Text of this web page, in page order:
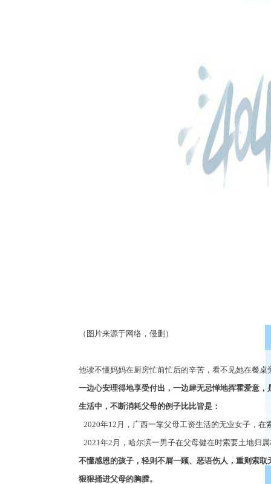
（图片来源于网络，侵删）
他读不懂妈妈在厨房忙前忙后的辛苦，看不见她在餐
一边心安理得地享受付出，一边肆无忌惮地挥霍爱意，
生活中，不断消耗父母的例子比比皆是：
2020年12 月，广西一靠父母工资生活的无业女子，
2021年2 月，哈尔滨一男子在父母健在时索要土地归
不懂感恩的孩子，轻则不屑一顾、恶语伤人，重则索
狠狠捅进父母的胸膛。